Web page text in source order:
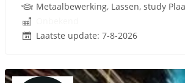
Metaalbewerking, Lassen, study
Laatste update: 7-8-2026